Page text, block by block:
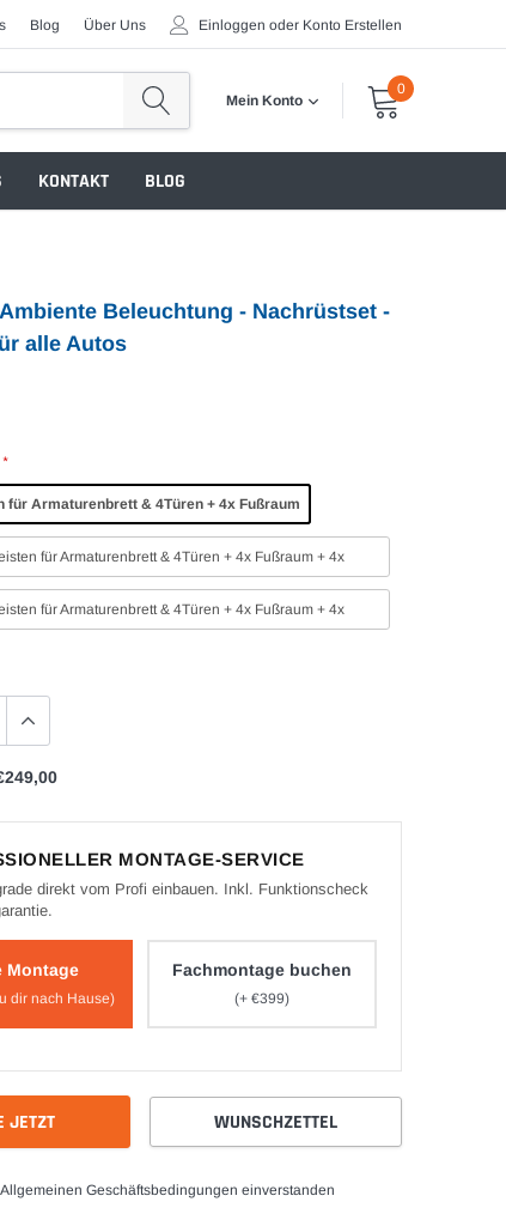
Blog Über Uns Einloggen oder Konto Erstellen
Mein Konto
0
KONTAKT BLOG
Beleuchtung - Nachrüstset -
alle Autos
*
für Armaturenbrett & 4Türen + 4x Fußraum
für Armaturenbrett & 4Türen + 4x Fußraum + 4x
Türgriff&Türfach
für Armaturenbrett & 4Türen + 4x Fußraum + 4x
MONTAGE-SERVICE
direkt vom Profi einbauen. Inkl. Funktionscheck
Montage
dir nach Hause)
Fachmontage buchen
(+ €399)
JETZT WUNSCHZETTEL
Geschäftsbedingungen einverstanden